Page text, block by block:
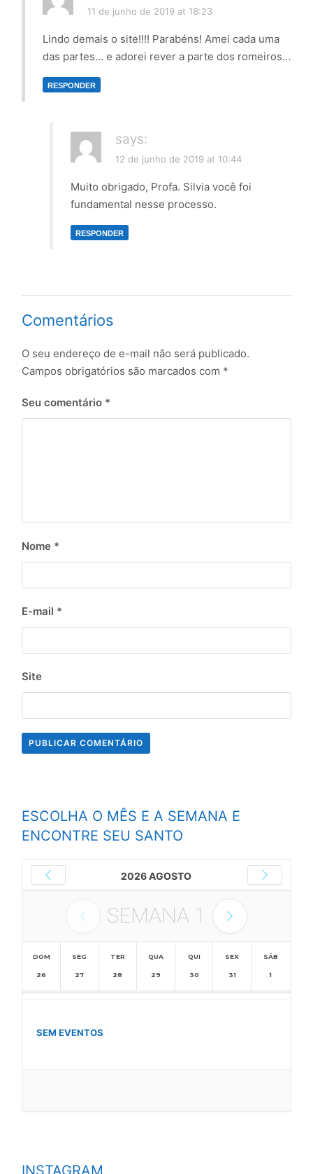
11 de junho de 2019 at 18:23
Lindo demais o site!!!! Parabéns! Amei cada uma
das partes… e adorei rever a parte dos romeiros…
RESPONDER
says:
12 de junho de 2019 at 10:44
Muito obrigado, Profa. Silvia você foi
fundamental nesse processo.
RESPONDER
Comentários
O seu endereço de e-mail não será publicado.
Campos obrigatórios são marcados com *
Seu comentário *
Nome *
E-mail *
Site
ESCOLHA O MÊS E A SEMANA E
ENCONTRE SEU SANTO
2026 AGOSTO
SEMANA 1
DOM
26
SEG
27
TER
28
QUA
29
QUI
30
SEX
31
SÁB
1
SEM EVENTOS
INSTAGRAM